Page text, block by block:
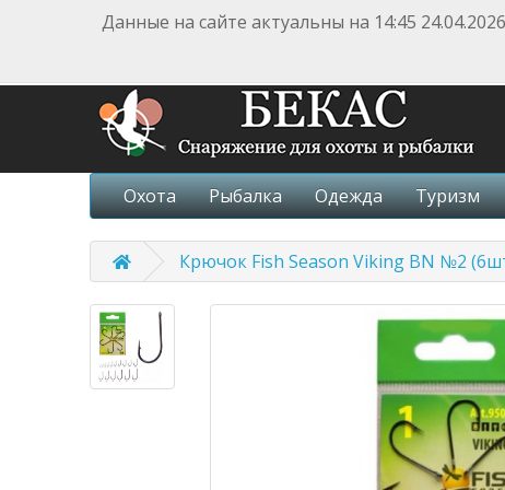
Данные на сайте актуальны на 14:45
Охота Рыбалка Одежда Туризм
Крючок Fish Season Viking BN №2